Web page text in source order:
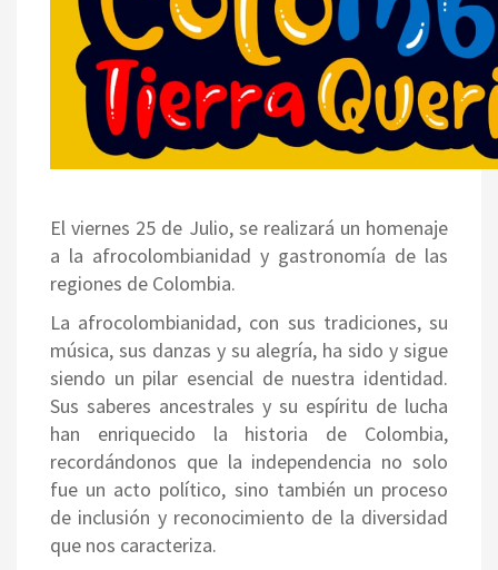
El viernes 25 de Julio, se realizará un homenaje
a la afrocolombianidad y gastronomía de las
regiones de Colombia.
La afrocolombianidad, con sus tradiciones, su
música, sus danzas y su alegría, ha sido y sigue
siendo un pilar esencial de nuestra identidad.
Sus saberes ancestrales y su espíritu de lucha
han enriquecido la historia de Colombia,
recordándonos que la independencia no solo
fue un acto político, sino también un proceso
de inclusión y reconocimiento de la diversidad
que nos caracteriza.